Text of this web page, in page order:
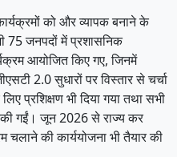
को और व्यापक बनाने के
75 जनपदों में प्रशासनिक
आयोजित किए गए, जिनमें
2.0 सुधारों पर विस्तार से चर्चा
प्रशिक्षण भी दिया गया तथा सभी
की गईं। जून 2026 से राज्य कर
चलाने की कार्ययोजना भी तैयार की